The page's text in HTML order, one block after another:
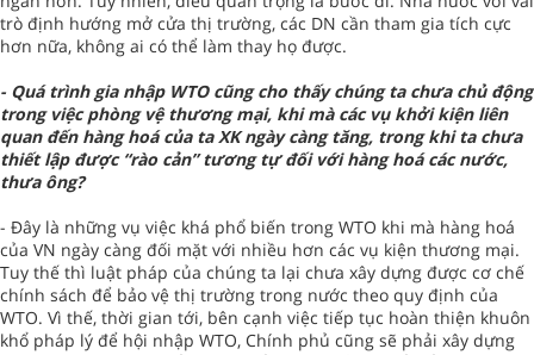
trò định hướng mở cửa thị trường, các DN cần tham gia tích cực
hơn nữa, không ai có thể làm thay họ được.
- Quá trình gia nhập WTO cũng cho thấy chúng ta chưa chủ động
trong việc phòng vệ thương mại, khi mà các vụ khởi kiện liên
quan đến hàng hoá của ta XK ngày càng tăng, trong khi ta chưa
thiết lập được “rào cản” tương tự đối với hàng hoá các nước,
thưa ông?
- Đây là những vụ việc khá phổ biến trong WTO khi mà hàng hoá
của VN ngày càng đối mặt với nhiều hơn các vụ kiện thương mại.
Tuy thế thì luật pháp của chúng ta lại chưa xây dựng được cơ chế
chính sách để bảo vệ thị trường trong nước theo quy định của
WTO. Vì thế, thời gian tới, bên cạnh việc tiếp tục hoàn thiện khuôn
khổ pháp lý để hội nhập WTO, Chính phủ cũng sẽ phải xây dựng